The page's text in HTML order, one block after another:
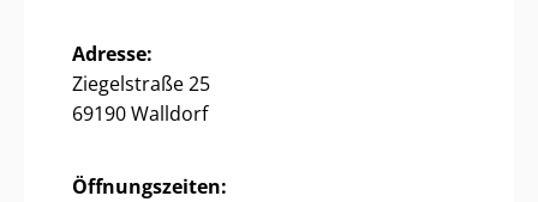
Adresse:
Ziegelstraße 25
69190 Walldorf
Öffnungszeiten: